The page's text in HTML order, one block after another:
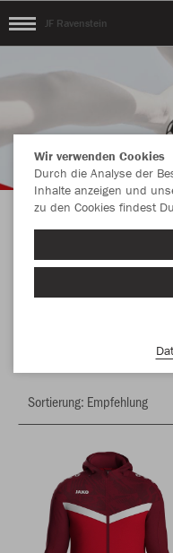
JF Ravenstein
Herzlich
Wir verwenden Cookies
Durch die Analyse der
Inhalte anzeigen und
zu den Cookies findest